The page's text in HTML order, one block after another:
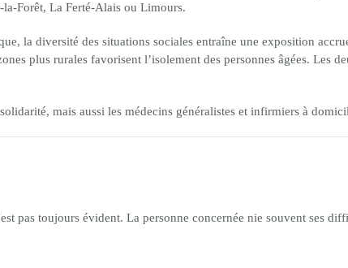
Forêt, La Ferté-Alais ou Limours.
la diversité des situations sociales entraîne une exposition
plus rurales favorisent l’isolement des personnes âgées. Les
mais aussi les médecins généralistes et infirmiers à
pas toujours évident. La personne concernée nie souvent ses